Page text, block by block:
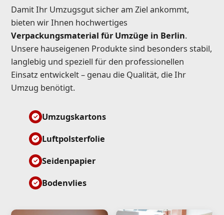
Damit Ihr Umzugsgut sicher am Ziel ankommt,
bieten wir Ihnen hochwertiges
Verpackungsmaterial für Umzüge in Berlin.
Unsere hauseigenen Produkte sind besonders stabil,
langlebig und speziell für den professionellen
Einsatz entwickelt – genau die Qualität, die Ihr
Umzug benötigt.
Umzugskartons
Luftpolsterfolie
Seidenpapier
Bodenvlies